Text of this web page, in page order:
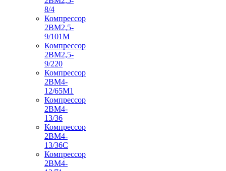
8/4
Компрессор
2ВМ2,5-
9/101М
Компрессор
2ВМ2,5-
9/220
Компрессор
2ВМ4-
12/65М1
Компрессор
2ВМ4-
13/36
Компрессор
2ВМ4-
13/36С
Компрессор
2ВМ4-